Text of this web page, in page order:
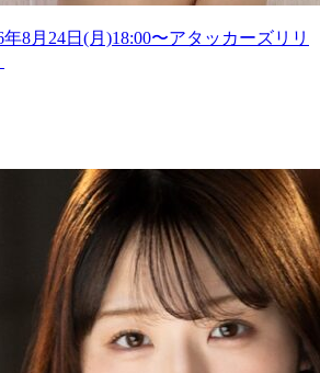
年8月24日(月)18:00〜アタッカーズリリ